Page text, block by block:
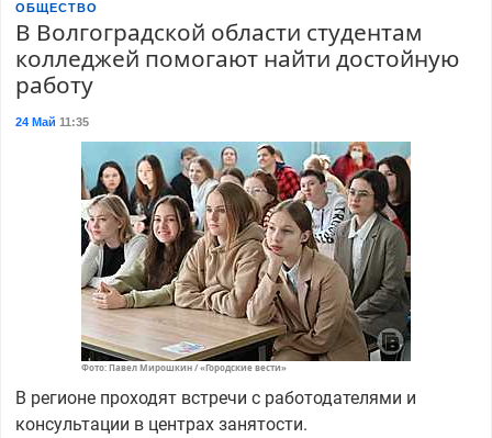
ОБЩЕСТВО
В Волгоградской области студентам
колледжей помогают найти достойную
работу
24 Май 11:35
Фото: Павел Мирошкин / «Городские вести»
В регионе проходят встречи с работодателями и
консультации в центрах занятости.